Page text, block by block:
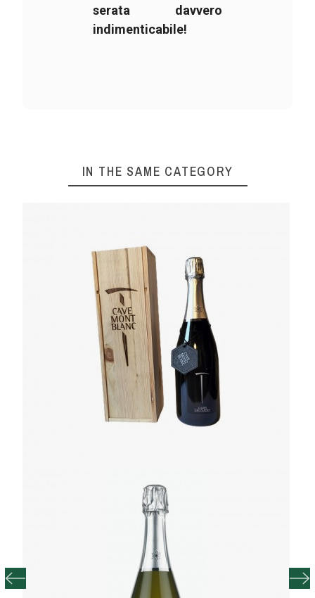
serata davvero
indimenticabile!
IN THE SAME CATEGORY